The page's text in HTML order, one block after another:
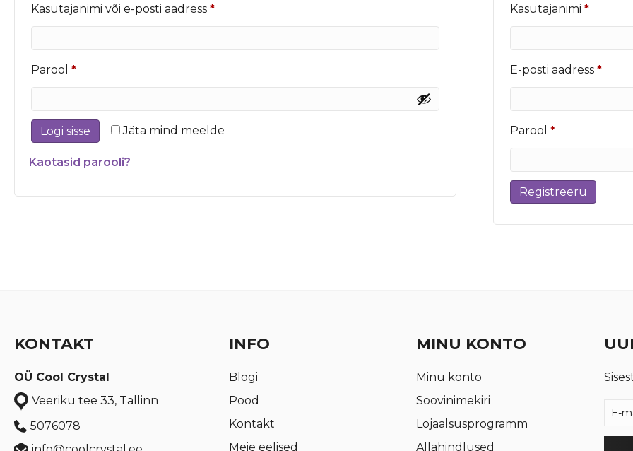
Kasutajanimi või e-posti aadress *Nõutud
Parool *Nõutud
Jäta mind meelde
Logi sisse
Kaotasid parooli?
Kasutajanimi*
E-posti aadress*
Parool*Nõutud
Registreeru
KONTAKT
OÜ Cool Crystal
Veeriku tee 33, Tallinn
5076078
INFO
Blogi
Pood
Kontakt
Meie eelised
MINU KONTO
Minu konto
Soovinimekiri
Lojaalsusprogramm
Allahindlused